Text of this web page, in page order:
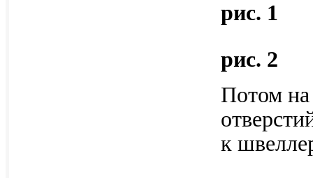
рис. 1
рис. 2
Потом на
к